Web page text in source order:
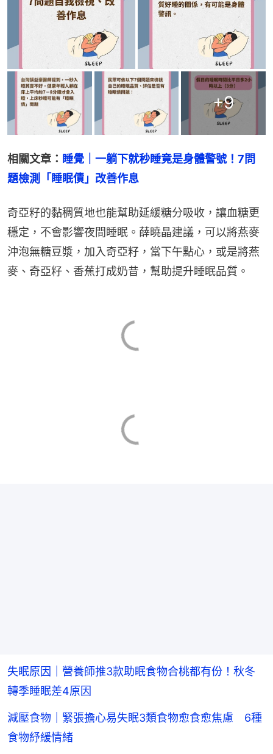
+9
相關文章： 睡覺｜一躺下就秒睡竟是身體警號！7問
題檢測「睡眠債」改善作息
奇亞籽的黏稠質地也能幫助延緩糖分吸收，讓血糖更
穩定，不會影響夜間睡眠。薛曉晶建議，可以將燕麥
沖泡無糖豆漿，加入奇亞籽，當下午點心，或是將燕
麥、奇亞籽、香蕉打成奶昔，幫助提升睡眠品質。
失眠原因｜營養師推3款助眠食物合桃都有份！秋冬
轉季睡眠差4原因
減壓食物｜緊張擔心易失眠3類食物愈食愈焦慮 6種
食物紓緩情緒